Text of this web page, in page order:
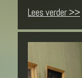
Lees verder >>